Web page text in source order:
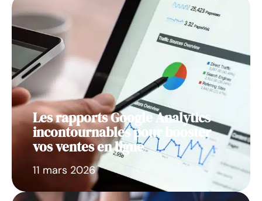
Les rapports Google Analytics
incontournables pour booster
vos ventes en ligne
11 mars 2026